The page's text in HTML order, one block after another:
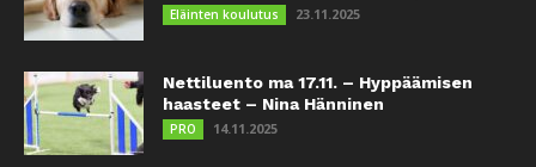
Eläinten koulutus 23.11.2025
Nettiluento ma 17.11. – Hyppäämisen
haasteet – Nina Hänninen
PRO 14.11.2025